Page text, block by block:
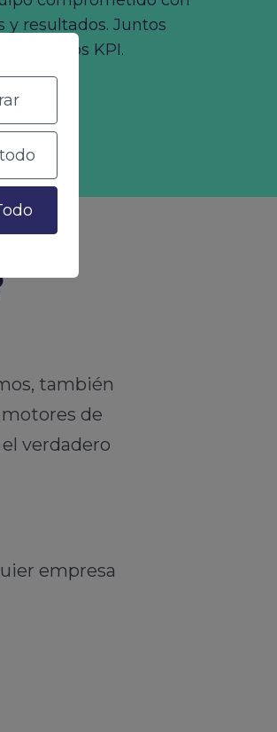
y resultados. Juntos
a por esos KPI.
también
de
verdadero
empresa